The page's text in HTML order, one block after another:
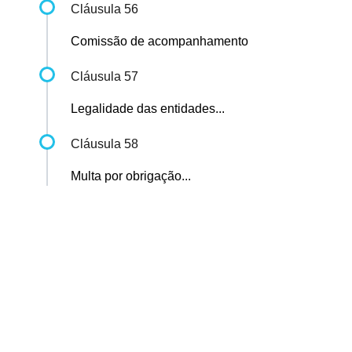
Cláusula 56
Comissão de acompanhamento
Cláusula 57
Legalidade das entidades...
Cláusula 58
Multa por obrigação...